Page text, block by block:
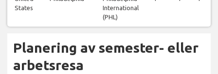
States
International
(PHL)
Planering av semester- eller
arbetsresa